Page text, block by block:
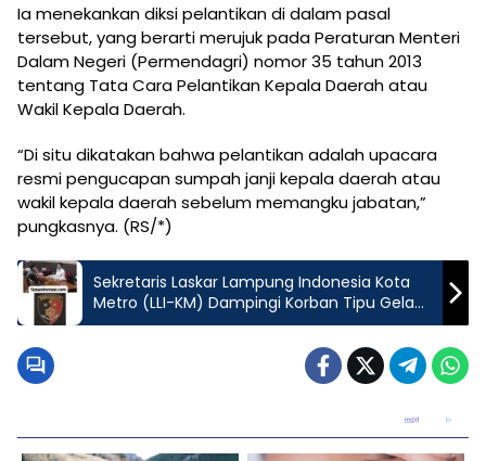
Ia menekankan diksi pelantikan di dalam pasal
tersebut, yang berarti merujuk pada Peraturan Menteri
Dalam Negeri (Permendagri) nomor 35 tahun 2013
tentang Tata Cara Pelantikan Kepala Daerah atau
Wakil Kepala Daerah.
“Di situ dikatakan bahwa pelantikan adalah upacara
resmi pengucapan sumpah janji kepala daerah atau
wakil kepala daerah sebelum memangku jabatan,”
pungkasnya. (RS/*)
Sekretaris Laskar Lampung Indonesia Kota
Metro (LLI-KM) Dampingi Korban Tipu Gelap
di Polres Metro